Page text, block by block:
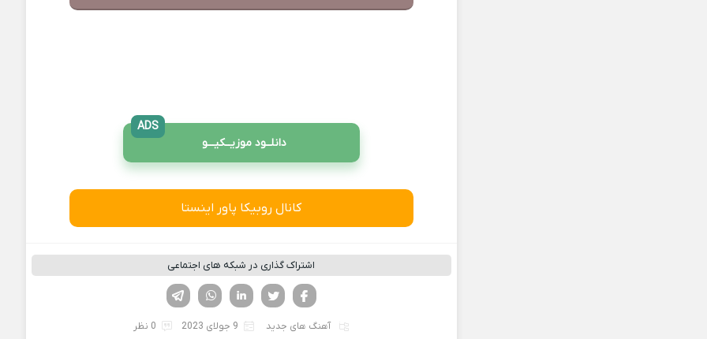
دانلــود موزیــکیـــو
ADS
کانال روبیکا پاور اینستا
اشتراک گذاری در شبکه های اجتماعی
لینکدین تویتر
فیسوک
آهنگ های جدید 9 جولای 2023 0 نظر